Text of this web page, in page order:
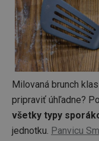
Milovaná brunch
pripraviť úhľadne?
všetky typy
jednotku. Panvicu